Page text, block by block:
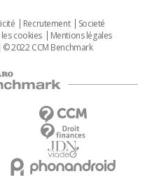
Recrutement
Societé
cookies
Mentions légales
© 2022 CCM Benchmark